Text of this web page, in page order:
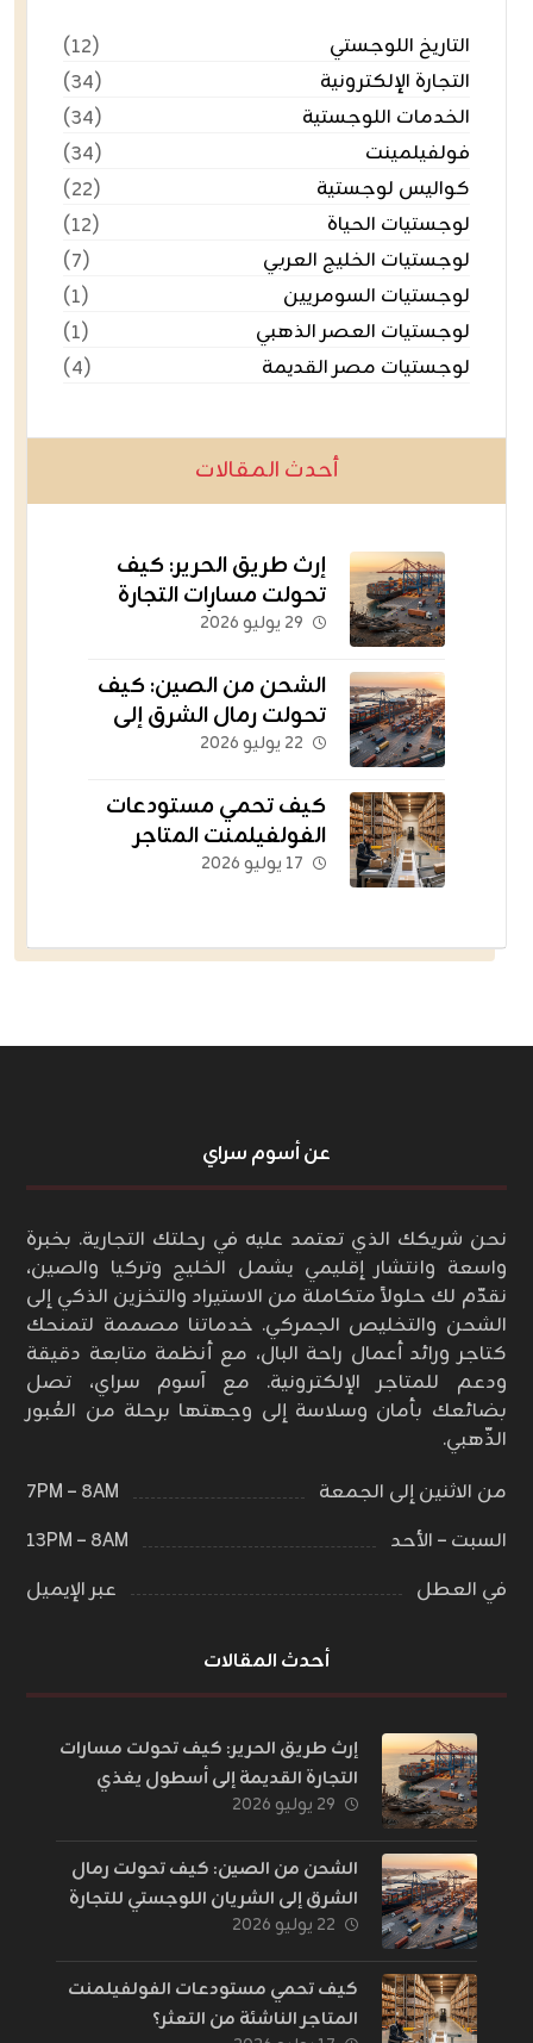
التاريخ اللوجستي
(١٢)
التجارة الإلكترونية
(٣٤)
الخدمات اللوجستية
(٣٤)
فولفيلمينت
(٣٤)
كواليس لوجستية
(٢٢)
لوجستيات الحياة
(١٢)
لوجستيات الخليج العربي
(٧)
لوجستيات السومريين
(١)
لوجستيات العصر الذهبي
(١)
لوجستيات مصر القديمة
(٤)
أحدث المقالات
إرث طريق الحرير: كيف
تحولت مسارات التجارة
القديمة إلى أسطول
٢٩ يوليو ٢٠٢٦
الشحن من الصين: كيف
تحولت رمال الشرق إلى
الشريان اللوجستي
٢٢ يوليو ٢٠٢٦
كيف تحمي مستودعات
الفولفيلمنت المتاجر
الناشئة من التعثر؟
١٧ يوليو ٢٠٢٦
عن أسوم سراي
نحن شريكك الذي تعتمد عليه في رحلتك التجارية. بخبرة
واسعة وانتشار إقليمي يشمل الخليج وتركيا والصين،
نقدّم لك حلولاً متكاملة من الاستيراد والتخزين الذكي إلى
الشحن والتخليص الجمركي. خدماتنا مصممة لتمنحك
كتاجر ورائد أعمال راحة البال، مع أنظمة متابعة دقيقة
ودعم للمتاجر الإلكترونية. مع آسوم سراي، تصل
بضائعك بأمان وسلاسة إلى وجهتها برحلة من العُبور
الذّهبي.
من الاثنين إلى الجمعة
٨AM – ٧PM
السبت – الأحد
٨AM – ١٣PM
في العطل
عبر الإيميل
أحدث المقالات
إرث طريق الحرير: كيف تحولت مسارات
التجارة القديمة إلى أسطول يغذي
العالم؟
٢٩ يوليو ٢٠٢٦
الشحن من الصين: كيف تحولت رمال
الشرق إلى الشريان اللوجستي للتجارة
الإلكترونية؟
٢٢ يوليو ٢٠٢٦
كيف تحمي مستودعات الفولفيلمنت
المتاجر الناشئة من التعثر؟